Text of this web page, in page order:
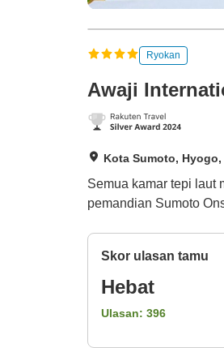
Ryokan
Awaji
Kota Sumoto,
Semua kamar tepi laut
pemandian Sumoto
Skor ulasan tamu
Hebat
Ulasan: 396